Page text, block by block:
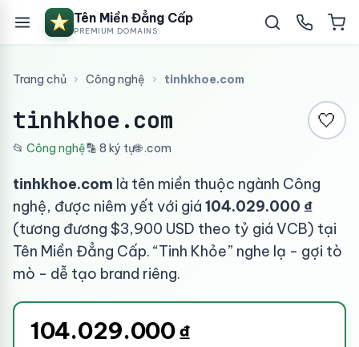
Tên Miền Đẳng Cấp
PREMIUM DOMAINS
Trang chủ › Công nghệ › tinhkhoe.com
tinhkhoe.com 🤍
📂 Công nghệ🔡 8 ký tự🌐 .com
tinhkhoe.com là tên miền thuộc ngành Công
nghệ, được niêm yết với giá 104.029.000 ₫
(tương đương $3,900 USD theo tỷ giá VCB) tại
Tên Miền Đẳng Cấp. “Tinh Khỏe” nghe lạ - gợi tò
mò - dễ tạo brand riêng.
104.029.000₫